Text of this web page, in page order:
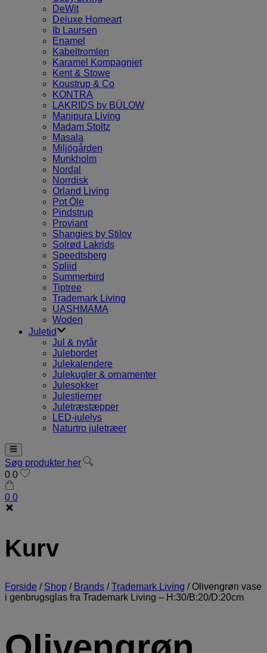
DeWit
Deluxe Homeart
Ib Laursen
Enamel
Kabeltromlen
Karamel Kompagniet
Kent & Stowe
Koustrup & Co
KONTRA
LAKRIDS by BÜLOW
Manipura Living
Madam Stoltz
Masala
Miljögården
Munkholm
Nordal
Norrdisk
Orland Living
Pot Óle
Pindstrup
Proviant
Shangies by Stilov
Solrød Lakrids
Speedtsberg
Spliid
Summerbird
Tiptree
Trademark Living
UASHMAMA
Woden
Juletid
Jul & nytår
Julebordet
Julekalendere
Julekugler & ornamenter
Julesokker
Julestjerner
Juletræstæpper
LED-julelys
Naturtro juletræer
Søg produkter her
0 0
0 0
Kurv
Forside / Shop / Brands /Trademark Living /Olivengrøn vase
i genbrugsglas fra Trademark Living – H:30/B:20/D:20cm